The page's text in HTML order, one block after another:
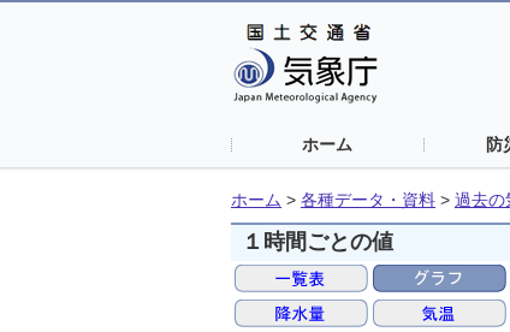
ホーム 防
ホーム > 各種データ・資料 > 過去の
１時間ごとの値